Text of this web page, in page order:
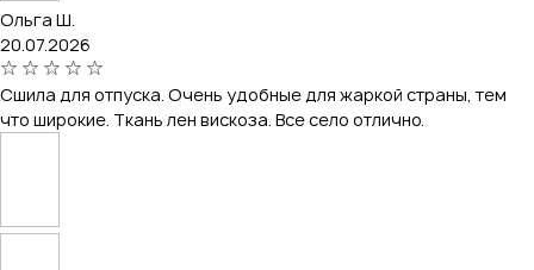
Ольга Ш.
20.07.2026
Сшила для отпуска. Очень удобные для жаркой страны, тем
что широкие. Ткань лен вискоза. Все село отлично.